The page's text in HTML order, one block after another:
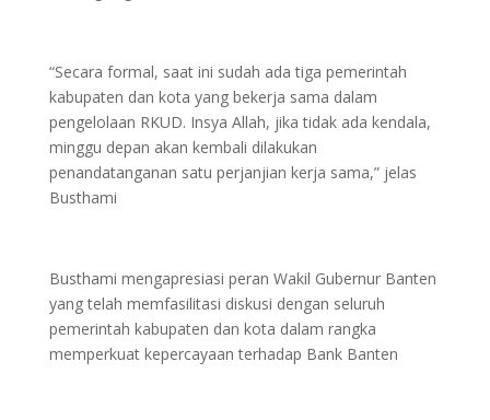
“Secara formal, saat ini sudah ada tiga pemerintah
kabupaten dan kota yang bekerja sama dalam
pengelolaan RKUD. Insya Allah, jika tidak ada kendala,
minggu depan akan kembali dilakukan
penandatanganan satu perjanjian kerja sama,” jelas
Busthami
Busthami mengapresiasi peran Wakil Gubernur Banten
yang telah memfasilitasi diskusi dengan seluruh
pemerintah kabupaten dan kota dalam rangka
memperkuat kepercayaan terhadap Bank Banten